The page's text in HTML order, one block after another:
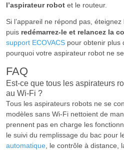
l’aspirateur robot et le routeur.
Si l’appareil ne répond pas, éteignez
puis redémarrez-le et relancez la
support ECOVACS pour obtenir plus
pourquoi votre aspirateur robot ne
FAQ
Est-ce que tous les aspirateurs
au Wi-Fi ?
Tous les aspirateurs robots ne se
modèles sans Wi-Fi nettoient de
prennent pas en charge les
le suivi du remplissage du bac pour
automatique , le contrôle à